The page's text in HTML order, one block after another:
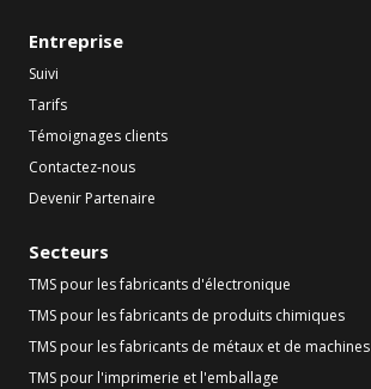
Entreprise
Suivi
Tarifs
Témoignages clients
Contactez-nous
Devenir Partenaire
Secteurs
TMS pour les fabricants d'électronique
TMS pour les fabricants de produits chimiques
TMS pour les fabricants de métaux et de machines
TMS pour l'imprimerie et l'emballage